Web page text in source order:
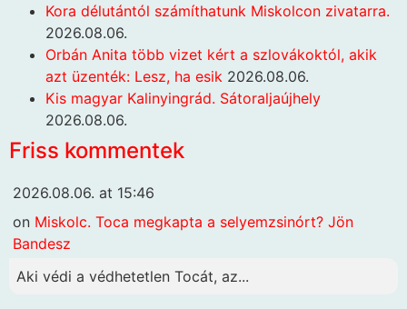
Kora délutántól számíthatunk Miskolcon zivatarra.
2026.08.06.
Orbán Anita több vizet kért a szlovákoktól, akik
azt üzenték: Lesz, ha esik 2026.08.06.
Kis magyar Kalinyingrád. Sátoraljaújhely
2026.08.06.
Friss kommentek
2026.08.06. at 15:46
on Miskolc. Toca megkapta a selyemzsinórt? Jön
Bandesz
Aki védi a védhetetlen Tocát, az...